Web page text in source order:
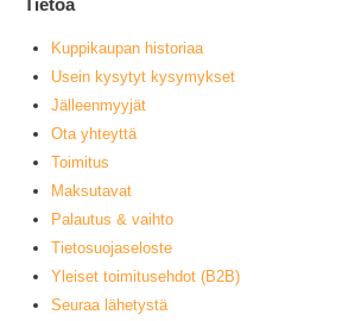
Kuppikaupan historiaa
Usein kysytyt kysymykset
Jälleenmyyjät
Ota yhteyttä
Toimitus
Maksutavat
Palautus & vaihto
Tietosuojaseloste
Yleiset toimitusehdot (B2B)
Seuraa lähetystä